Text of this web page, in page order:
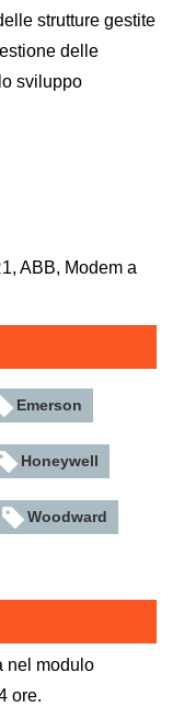
strutture gestite
delle
sviluppo
ABB, Modem a
Emerson
Honeywell
Woodward
nel modulo
ore.